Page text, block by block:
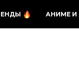
АНИМЕ И